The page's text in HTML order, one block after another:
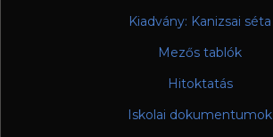
Kiadvány: Kanizsai séta
Mezős tablók
Hitoktatás
Iskolai dokumentumok